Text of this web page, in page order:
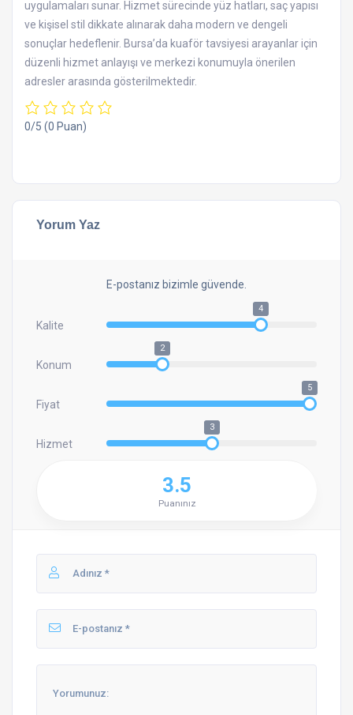
uygulamaları sunar. Hizmet sürecinde yüz hatları, saç yapısı
ve kişisel stil dikkate alınarak daha modern ve dengeli
sonuçlar hedeflenir. Bursa’da kuaför tavsiyesi arayanlar için
düzenli hizmet anlayışı ve merkezi konumuyla önerilen
adresler arasında gösterilmektedir.
0/5 (0 Puan)
Yorum Yaz
E-postanız bizimle güvende.
Kalite
4
Konum
2
Fiyat
5
Hizmet
3
3.5
Puanınız